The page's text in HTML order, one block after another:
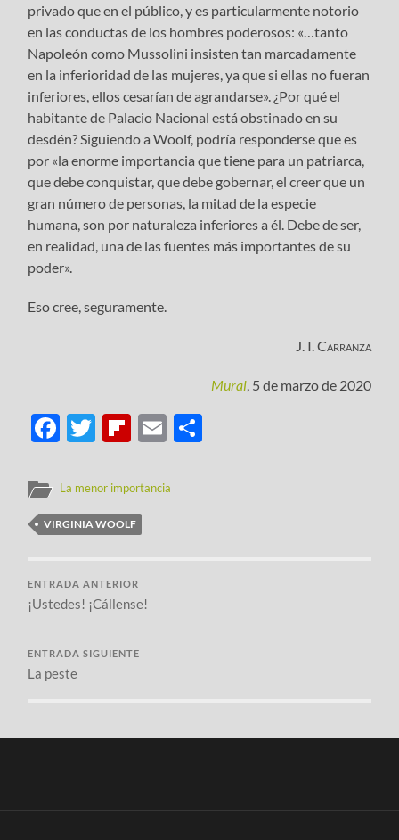
privado que en el público, y es particularmente notorio
en las conductas de los hombres poderosos: «…tanto
Napoleón como Mussolini insisten tan marcadamente
en la inferioridad de las mujeres, ya que si ellas no fueran
inferiores, ellos cesarían de agrandarse». ¿Por qué el
habitante de Palacio Nacional está obstinado en su
desdén? Siguiendo a Woolf, podría responderse que es
por «la enorme importancia que tiene para un patriarca,
que debe conquistar, que debe gobernar, el creer que un
gran número de personas, la mitad de la especie
humana, son por naturaleza inferiores a él. Debe de ser,
en realidad, una de las fuentes más importantes de su
poder».
Eso cree, seguramente.
J. I. Carranza
Mural, 5 de marzo de 2020
Facebook
Twitter
Flipboard
Email
La menor importancia
VIRGINIA WOOLF
ENTRADA ANTERIOR
¡Ustedes! ¡Cállense!
ENTRADA SIGUIENTE
La peste